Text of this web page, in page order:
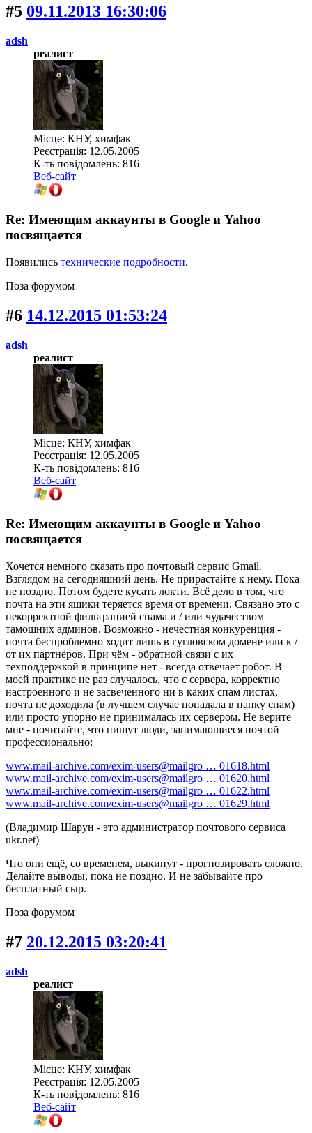
#5 09.11.2013 16:30:06
adsh
реалист
Місце: КНУ, химфак
Реєстрація: 12.05.2005
К-ть повідомлень: 816
Веб-сайт
Re: Имеющим аккаунты в Google и Yahoo
посвящается
Появились технические подробности.
Поза форумом
#6 14.12.2015 01:53:24
adsh
реалист
Місце: КНУ, химфак
Реєстрація: 12.05.2005
К-ть повідомлень: 816
Веб-сайт
Re: Имеющим аккаунты в Google и Yahoo
посвящается
Хочется немного сказать про почтовый сервис Gmail.
Взглядом на сегодняшний день. Не прирастайте к нему. Пока
не поздно. Потом будете кусать локти. Всё дело в том, что
почта на эти ящики теряется время от времени. Связано это с
некорректной фильтрацией спама и / или чудачеством
тамошних админов. Возможно - нечестная конкуренция -
почта беспроблемно ходит лишь в гугловском домене или к /
от их партнёров. При чём - обратной связи с их
техподдержкой в принципе нет - всегда отвечает робот. В
моей практике не раз случалось, что с сервера, корректно
настроенного и не засвеченного ни в каких спам листах,
почта не доходила (в лучшем случае попадала в папку спам)
или просто упорно не принималась их сервером. Не верите
мне - почитайте, что пишут люди, занимающиеся почтой
профессионально:
www.mail-archive.com/exim-users@mailgro … 01618.html
www.mail-archive.com/exim-users@mailgro … 01620.html
www.mail-archive.com/exim-users@mailgro … 01622.html
www.mail-archive.com/exim-users@mailgro … 01629.html
(Владимир Шарун - это администратор почтового сервиса
ukr.net)
Что они ещё, со временем, выкинут - прогнозировать сложно.
Делайте выводы, пока не поздно. И не забывайте про
бесплатный сыр.
Поза форумом
#7 20.12.2015 03:20:41
adsh
реалист
Місце: КНУ, химфак
Реєстрація: 12.05.2005
К-ть повідомлень: 816
Веб-сайт